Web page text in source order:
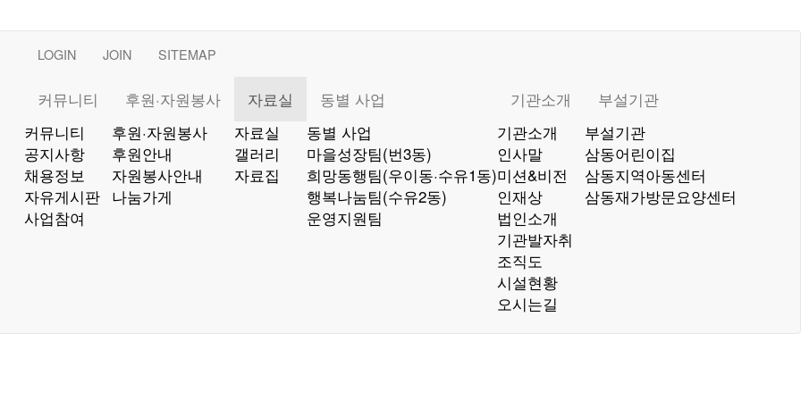
LOGIN JOIN SITEMAP
커뮤니티
커뮤니티
공지사항
채용정보
자유게시판
사업참여
후원·자원봉사
후원·자원봉사
후원안내
자원봉사안내
나눔가게
자료실
자료실
갤러리
자료집
동별 사업
동별 사업
마을성장팀(번3동)
희망동행팀(우이동·수유1동)
행복나눔팀(수유2동)
운영지원팀
기관소개
기관소개
인사말
미션&비전
인재상
법인소개
기관발자취
조직도
시설현황
오시는길
부설기관
부설기관
삼동어린이집
삼동지역아동센터
삼동재가방문요양센터